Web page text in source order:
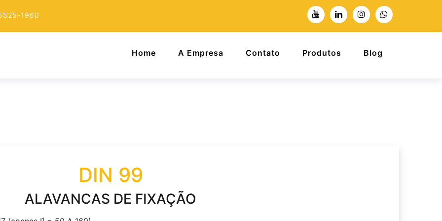
1960
Home A Empresa Contato Produtos Blog
DIN 99
ALAVANCAS DE FIXAÇÃO